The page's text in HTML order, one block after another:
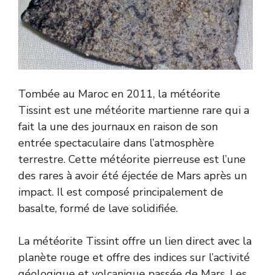
Tombée au Maroc en 2011, la météorite
Tissint est une météorite martienne rare qui a
fait la une des journaux en raison de son
entrée spectaculaire dans l’atmosphère
terrestre. Cette météorite pierreuse est l’une
des rares à avoir été éjectée de Mars après un
impact. Il est composé principalement de
basalte, formé de lave solidifiée.
La météorite Tissint offre un lien direct avec la
planète rouge et offre des indices sur l’activité